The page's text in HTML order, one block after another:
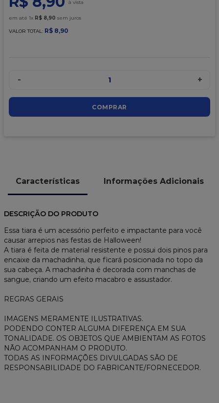
em até 1x R$ 8,90 sem juros
VALOR TOTAL: R$ 8,90
- 1 +
COMPRAR
Características Informações Adicionais
DESCRIÇÃO DO PRODUTO
Essa tiara é um acessório perfeito e impactante para você
causar arrepios nas festas de Halloween!
A tiara é feita de material resistente e possui dois pinos para
encaixe da machadinha, que ficará posicionada no topo da
sua cabeça. A machadinha é decorada com manchas de
sangue, criando um efeito macabro e assustador.
REGRAS GERAIS
IMAGENS MERAMENTE ILUSTRATIVAS.
PODENDO CONTER ALGUMA DIFERENÇA EM SUA
TONALIDADE. OS OBJETOS QUE AMBIENTAM AS FOTOS
NÃO ACOMPANHAM O PRODUTO.
TODAS AS INFORMAÇÕES DIVULGADAS SÃO DE
RESPONSABILIDADE DO FABRICANTE/FORNECEDOR.
9º
caixa kraft
10º chocolate